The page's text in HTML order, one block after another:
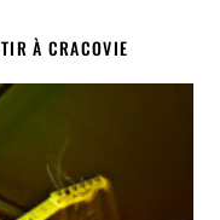
À CRACOVIE